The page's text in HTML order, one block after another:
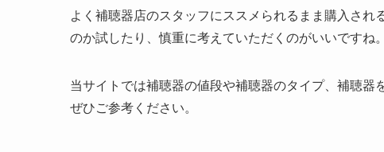
よく補聴器店のスタッフにススメられるまま購入さ
のか試したり、慎重に考えていただくのがいいですね。
当サイトでは補聴器の値段や補聴器のタイプ、補聴
ぜひご参考ください。